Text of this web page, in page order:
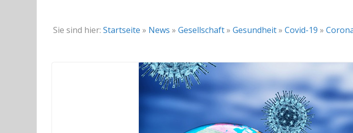
Sie sind hier: Startseite » News » Gesellschaft» Gesundheit» Covid-19 »